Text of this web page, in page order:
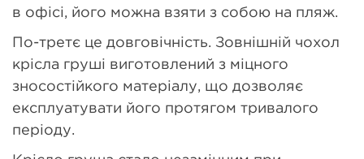
в офісі, його можна взяти з собою на пляж.
По-третє це довговічність. Зовнішній чохол
крісла груші виготовлений з міцного
зносостійкого матеріалу, що дозволяє
експлуатувати його протягом тривалого
періоду.